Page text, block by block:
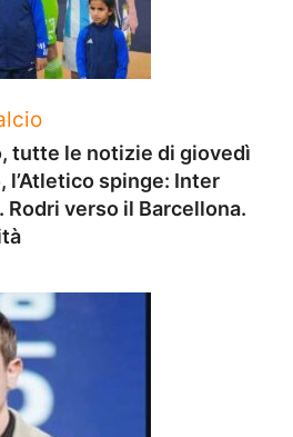
tutte le notizie di giovedì
l’Atletico spinge: Inter
Rodri verso il Barcellona.